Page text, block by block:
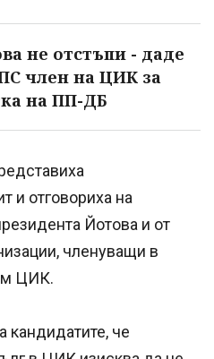
не отстъпи - даде
член на ЦИК за
на ПП-ДБ
и отговориха на
Йотова и от
членуващи в
ЦИК.
кандидатите, че